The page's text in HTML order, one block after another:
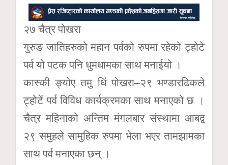
२७ चैत्र पोखरा
गुरुङ जातिहरुको महान पर्वको रुपमा रहेको ट्होटे
पर्व यो पटक पनि धुमधामका साथ मनाईयो ।
कास्की ङ्योए तमु धिं पोखरा–२९ भण्डारढिकले
ट्होटें पर्व विविध कार्यक्रमका साथ मनाएको छ ।
चैत्र महिनाको अन्तिम मंगलबार संस्थामा आबद्व
२९ समुहले सामुहिक रुपमा भेला भएर तामझामका
साथ पर्व मनाएका छन् ।